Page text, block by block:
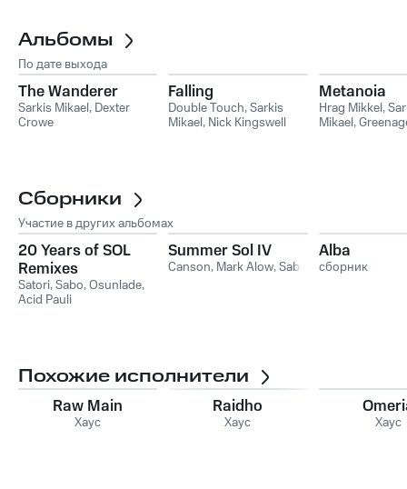
Альбомы
По дате выхода
The Wanderer
Sarkis Mikael, Dexter
Crowe
Falling
Double Touch,Sarkis
Mikael, Nick Kingswell
Metanoia
Hrag Mikkel,
Mikael,
Сборники
Участие в других альбомах
20 Years of SOL
Remixes
Satori,Sabo,Osunlade,
Acid Pauli
Summer Sol IV
Canson, Mark Alow,Sabo
Alba
сборник
Похожие исполнители
Raw Main
Хаус
Raidho
Хаус Хаус